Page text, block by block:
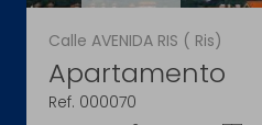
Calle AVENIDA RIS ( Ris)
Apartamento
Ref. 000070